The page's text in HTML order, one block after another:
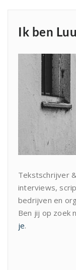
Ik ben
Tekstschrijver
interviews,
bedrijven en
Ben jij op zoek
je.